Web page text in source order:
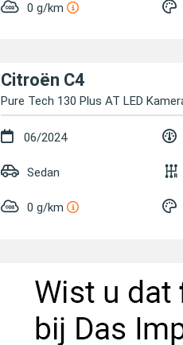
0 g/km
Citroën C4
Pure Tech 130 Plus AT LED
06/2024
Sedan
0 g/km